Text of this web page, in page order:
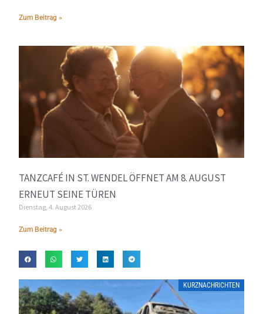
Zum Beitrag »
TANZCAFÉ IN ST. WENDEL ÖFFNET AM 8. AUGUST
ERNEUT SEINE TÜREN
Dienstag, 4. August 2026
Zum Beitrag »
KURZNACHRICHTEN